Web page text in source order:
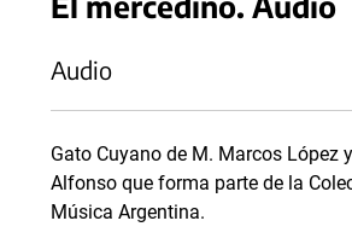
Audio
Gato Cuyano de M. Marcos López
Alfonso que forma parte de la
Música Argentina.